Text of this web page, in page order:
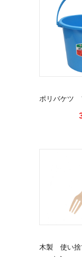
ポリバケツ
木製 使い